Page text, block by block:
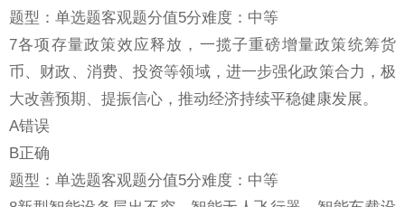
题型：单选题客观题分值5分难度：中等
7各项存量政策效应释放，一揽子重磅增量政策统筹货
币、财政、消费、投资等领域，进一步强化政策合力，极
大改善预期、提振信心，推动经济持续平稳健康发展。
A错误
B正确
题型：单选题客观题分值5分难度：中等